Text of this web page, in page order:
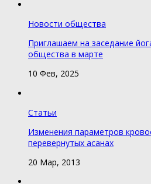
Новости общества
Приглашаем на заседание
общества в марте
10 Фев, 2025
Статьи
Изменения параметров
перевернутых асанах
20 Мар, 2013